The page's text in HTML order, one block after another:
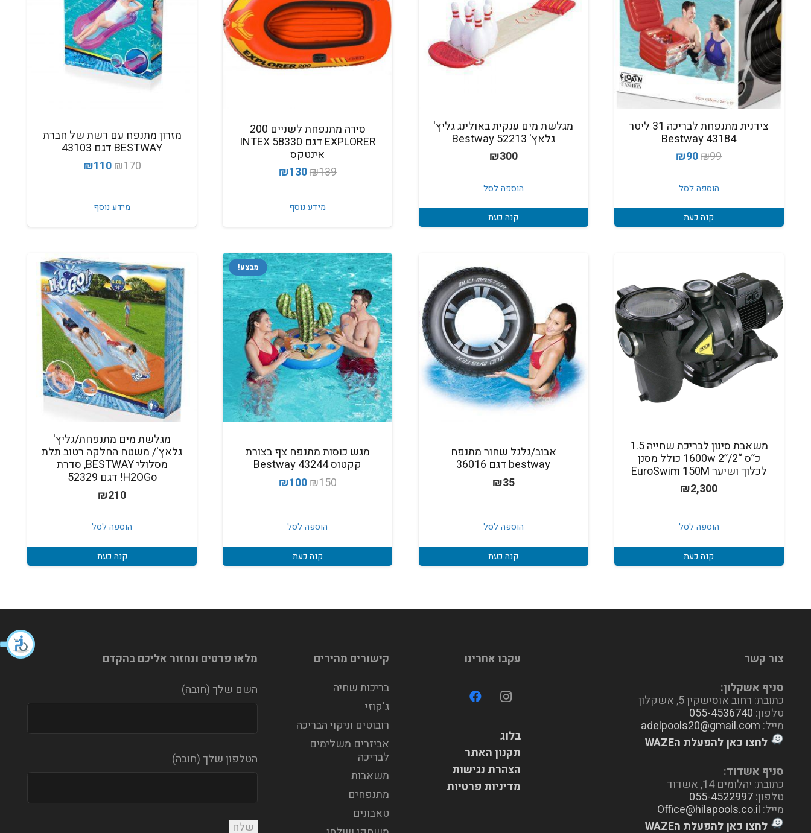
צידנית מתנפחת לבריכה 31 ליטר
43184 Bestway
₪99
המחיר
היה:
₪99.
₪90
המחיר
₪90.
הוספה לסל
קנה כעת
מגלשת מים ענקית באולינג גליץ'
גלאץ' Bestway 52213
₪300
הוספה לסל
קנה כעת
סירה מתנפחת לשניים 200
EXPLORER דגם 58330 INTEX
אינטקס
₪139
המחיר
היה:
₪130
מידע נוסף
מזרון מתנפח עם רשת של חברת
BESTWAY דגם 43103
₪170
המחיר
₪170.
₪110
מידע נוסף
משאבת סינון לבריכת שחייה 1.5
כ”ס “2/”2 1600w כולל מסנן
לכלוך ושיער EuroSwim 150M
₪2,300
הוספה לסל
קנה כעת
אבוב/גלגל שחור מתנפח
bestway דגם 36016
₪35
הוספה לסל
קנה כעת
מבצע!
מגש כוסות מתנפח צף בצורת
קקטוס Bestway 43244
₪150
המחיר
₪150.
₪100
הוספה לסל
קנה כעת
מגלשת מים מתנפחת/גליץ'
גלאץ'/ משטח החלקה רטוב תלת
מסלולי BESTWAY, סדרת
H2OGo! דגם 52329
₪210
הוספה לסל
קנה כעת
צור קשר
סניף אשקלון:
כתובת: רחוב אוסישקין 5, אשקלון
טלפון: 055-4536740
מייל: adelpools20@gmail.com
לחצו כאן להפעלת הWAZE
סניף אשדוד:
כתובת: יהלומים 14, אשדוד
טלפון:055-4522997
מייל: Office@hilapools.co.il
לחצו כאן להפעלת הWAZE
עקבו אחרינו
בלוג
תקנון האתר
הצהרת נגישות
מדיניות פרטיות
קישורים מהירים
בריכות שחיה
ג'קוזי
רובוטים וניקוי הבריכה
אביזרים משלימים
לבריכה
משאבות
מתנפחים
טאבונים
מלאו פרטים ונחזור אליכם בהקדם
השם שלך (חובה)
הטלפון שלך (חובה)